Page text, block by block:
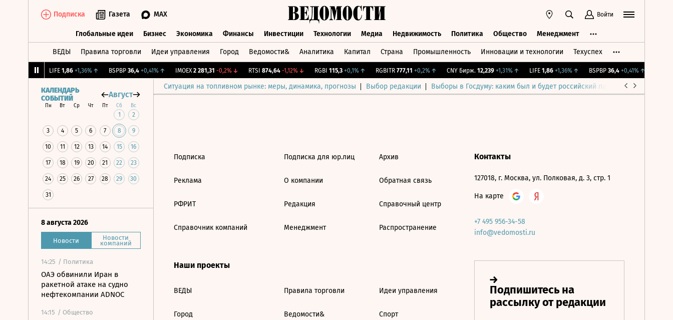
Подписка Газета MAX Войти
Глобальные идеи Бизнес Экономика Финансы Инвестиции Технологии Медиа Недвижимость Политика Общество Менеджмент
ВЕДЫ Правила торговли Идеи управления Город Ведомости& Аналитика Капитал Страна Промышленность Инновации и технологии Техуспех
LIFE 1,86 +1,36%↑ BSPBP 36,4 +0,41%↑ IMOEX 2 281,31 -0,2%↓ RTSI 874,64 -1,12%↓ RGBI 115,3 +0,1%↑ RGBITR 777,11 +0,2%↑ CNY Бирж. 12,239 +1,31%↑ LIFE 1,86 +1,36%↑ BSPBP 36,4 +0,41%↑
Ситуация на топливном рынке: меры, динамика, прогнозы Выбор редакции Выборы в Госдуму: каким был и будет российский парламент
КАЛЕНДАРЬ
СОБЫТИЙ
Август
Пн Вт Ср Чт Пт Сб Вс
1 2
3 4 5 6 7 8 9
10 11 12 13 14 15 16
17 18 19 20 21 22 23
24 25 26 27 28 29 30
31
8 августа 2026
Новости Новости
компаний
14:25 / Политика
ОАЭ обвинили Иран в
ракетной атаке на судно
нефтекомпании ADNOC
14:15 / Общество
Подписка
Реклама
РФРИТ
Справочник компаний
Подписка для юр.лиц
О компании
Редакция
Менеджмент
Архив
Обратная связь
Справочный центр
Распространение
Наши проекты
ВЕДЫ
Город
Правила торговли
Ведомости&
Идеи управления
Спорт
Контакты
127018, г. Москва, ул. Полковая, д. 3, стр. 1
На карте
+7 495 956-34-58
info@vedomosti.ru